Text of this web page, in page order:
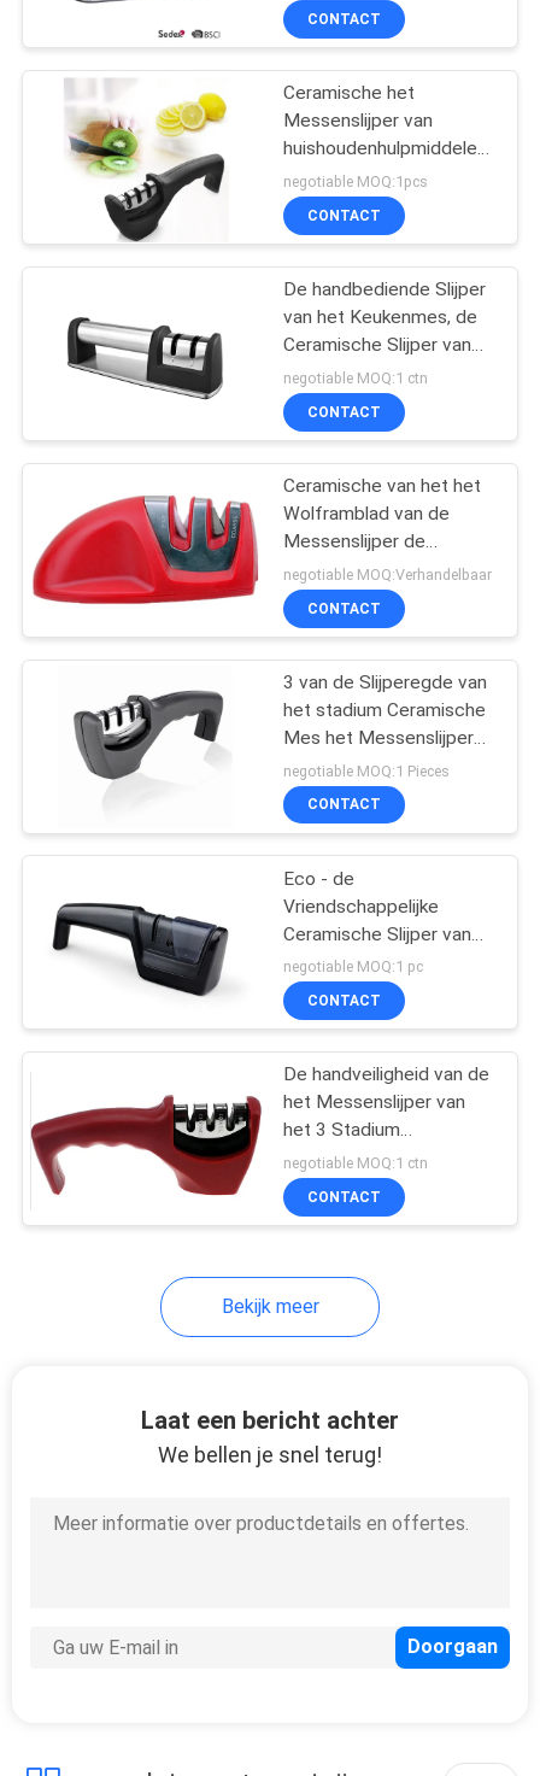
GEVALLEN
VRAAG
OFFERTE
SITEMAP
PRIVACY
POLICY
De Slijper van het
handvatmes
De Slijper van het
zuigingsmes
32
Elektrische
Messenslijper
24
Wetsteen
Scherpende Steen
Messen Scherpende
Staaf
Elektrische
CONTACT
Ceramische het
Messenslijper van
huishoudenhulpmiddelen,
Trekkracht door
Messenslijper
negotiable MOQ:1pcs
CONTACT
De handbediende Slijper
van het Keukenmes, de
Ceramische Slijper van
het Wetsteenmes voor
Leider
negotiable MOQ:1 ctn
CONTACT
Ceramische van het het
Wolframblad van de
Messenslijper de
Randgreep 2 Slijper van
het Stadiummes 95 * 52
* 45mm Hoek
negotiable MOQ:Verhandelbaar
CONTACT
3 van de Slijperegde van
het stadium Ceramische
Mes het Messenslijper
voor Staal Rechte
Messen
negotiable MOQ:1 Pieces
CONTACT
Eco - de
Vriendschappelijke
Ceramische Slijper van
het Staalmes met In
twee stadia voor Keuken
negotiable MOQ:1 pc
CONTACT
De handveiligheid van de
het Messenslijper van
het 3 Stadium
Ceramische Wiel voor de
Reeks van het
Keukenmes
negotiable MOQ:1 ctn
CONTACT
Bekijk meer
Laat een bericht achter
We bellen je snel terug!